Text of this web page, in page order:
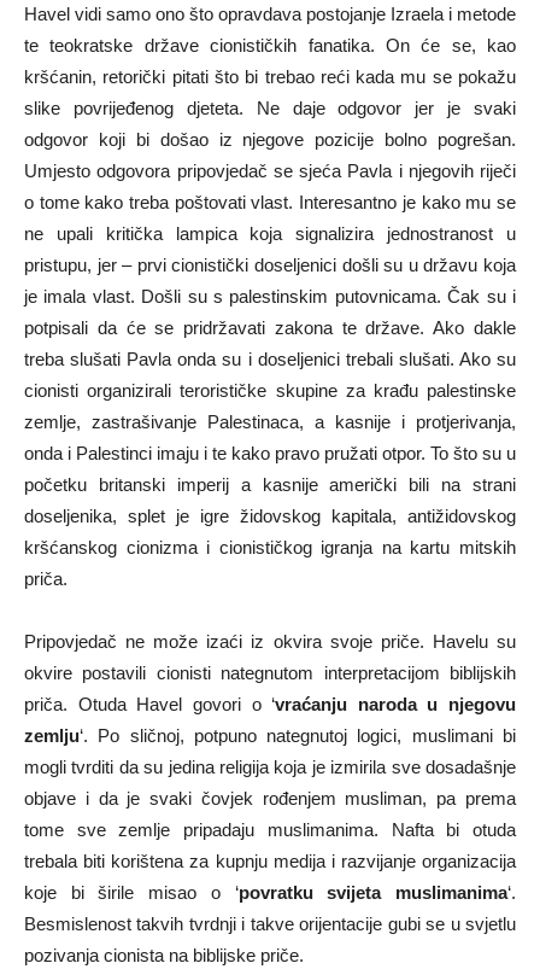
Havel vidi samo ono što opravdava postojanje Izraela i metode
te teokratske države cionističkih fanatika. On će se, kao
kršćanin, retorički pitati što bi trebao reći kada mu se pokažu
slike povrijeđenog djeteta. Ne daje odgovor jer je svaki
odgovor koji bi došao iz njegove pozicije bolno pogrešan.
Umjesto odgovora pripovjedač se sjeća Pavla i njegovih riječi
o tome kako treba poštovati vlast. Interesantno je kako mu se
ne upali kritička lampica koja signalizira jednostranost u
pristupu, jer – prvi cionistički doseljenici došli su u državu koja
je imala vlast. Došli su s palestinskim putovnicama. Čak su i
potpisali da će se pridržavati zakona te države. Ako dakle
treba slušati Pavla onda su i doseljenici trebali slušati. Ako su
cionisti organizirali terorističke skupine za krađu palestinske
zemlje, zastrašivanje Palestinaca, a kasnije i protjerivanja,
onda i Palestinci imaju i te kako pravo pružati otpor. To što su u
početku britanski imperij a kasnije američki bili na strani
doseljenika, splet je igre židovskog kapitala, antižidovskog
kršćanskog cionizma i cionističkog igranja na kartu mitskih
priča.
Pripovjedač ne može izaći iz okvira svoje priče. Havelu su
okvire postavili cionisti nategnutom interpretacijom biblijskih
priča. Otuda Havel govori o ‘vraćanju naroda u njegovu
zemlju‘. Po sličnoj, potpuno nategnutoj logici, muslimani bi
mogli tvrditi da su jedina religija koja je izmirila sve dosadašnje
objave i da je svaki čovjek rođenjem musliman, pa prema
tome sve zemlje pripadaju muslimanima. Nafta bi otuda
trebala biti korištena za kupnju medija i razvijanje organizacija
koje bi širile misao o ‘povratku svijeta muslimanima‘.
Besmislenost takvih tvrdnji i takve orijentacije gubi se u svjetlu
pozivanja cionista na biblijske priče.